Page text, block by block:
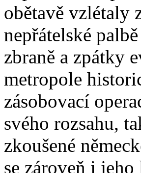
obětavě vzlétaly
nepřátelské
zbraně a zpátky
metropole
zásobovací
svého rozsahu,
zkoušené
se zároveň i